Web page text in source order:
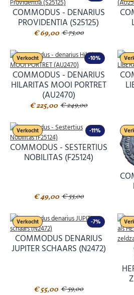
COMMODUS - DENARIUS
PROVIDENTIA (S25125)
€ 69,00 € 75,00
-10%
Verkocht
COMMODUS - DENARIUS
HILARITAS MOOI PORTRET
(AU2470)
€ 225,00 € 249,00
-11%
Verkocht
COMMODUS - SESTERTIUS
NOBILITAS (F25124)
€ 49,00 € 55,00
-7%
Verkocht
COMMODUS DENARIUS
JUPITER SCHAARS (N2472)
€ 55,00 € 59,00